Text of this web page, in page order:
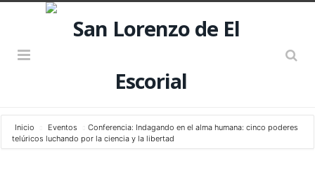
Inicio Eventos
Conferencia: Indagando en el alma humana: cinco poderes
telúricos luchando por la ciencia y la libertad